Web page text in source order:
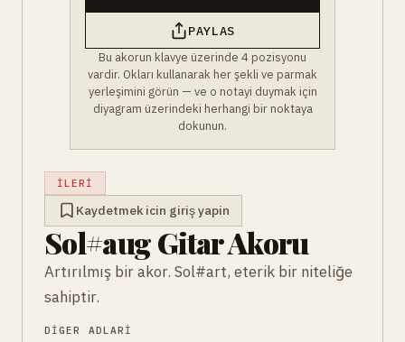
PAYLAS
Bu akorun klavye üzerinde 4 pozisyonu
vardir. Okları kullanarak her şekli ve parmak
yerleşimini görün — ve o notayi duymak için
diyagram üzerindeki herhangi bir noktaya
dokunun.
İLERI
Kaydetmek icin giriş yapin
Sol#aug Gitar Akoru
Artırılmış bir akor. Sol#art, eterik bir niteliğe
sahiptir.
DIGER ADLARI